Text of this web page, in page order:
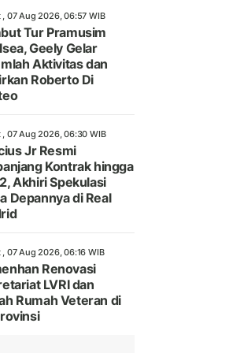
, 07 Aug 2026, 06:57 WIB
Tur Pramusim
Geely Gelar
Aktivitas dan
Roberto Di
, 07 Aug 2026, 06:30 WIB
Jr Resmi
Kontrak hingga
Akhiri Spekulasi
Depannya di Real
, 07 Aug 2026, 06:16 WIB
Renovasi
LVRI dan
Rumah Veteran di